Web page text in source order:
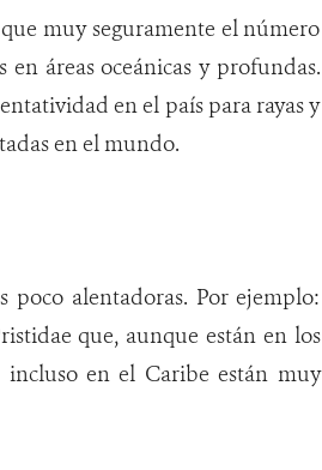
muy seguramente el número
áreas oceánicas y profundas.
en el país para rayas y
en el mundo.
poco alentadoras. Por ejemplo:
que, aunque están en los
incluso en el Caribe están muy